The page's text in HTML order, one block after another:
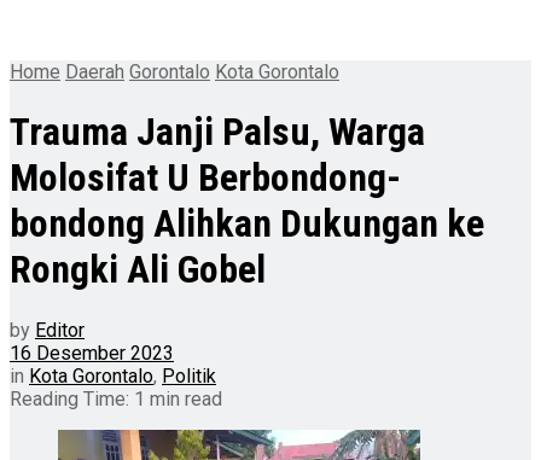
Home Daerah Gorontalo Kota Gorontalo
Trauma Janji Palsu, Warga
Molosifat U Berbondong-
bondong Alihkan Dukungan ke
Rongki Ali Gobel
by Editor
16 Desember 2023
in Kota Gorontalo, Politik
Reading Time: 1 min read